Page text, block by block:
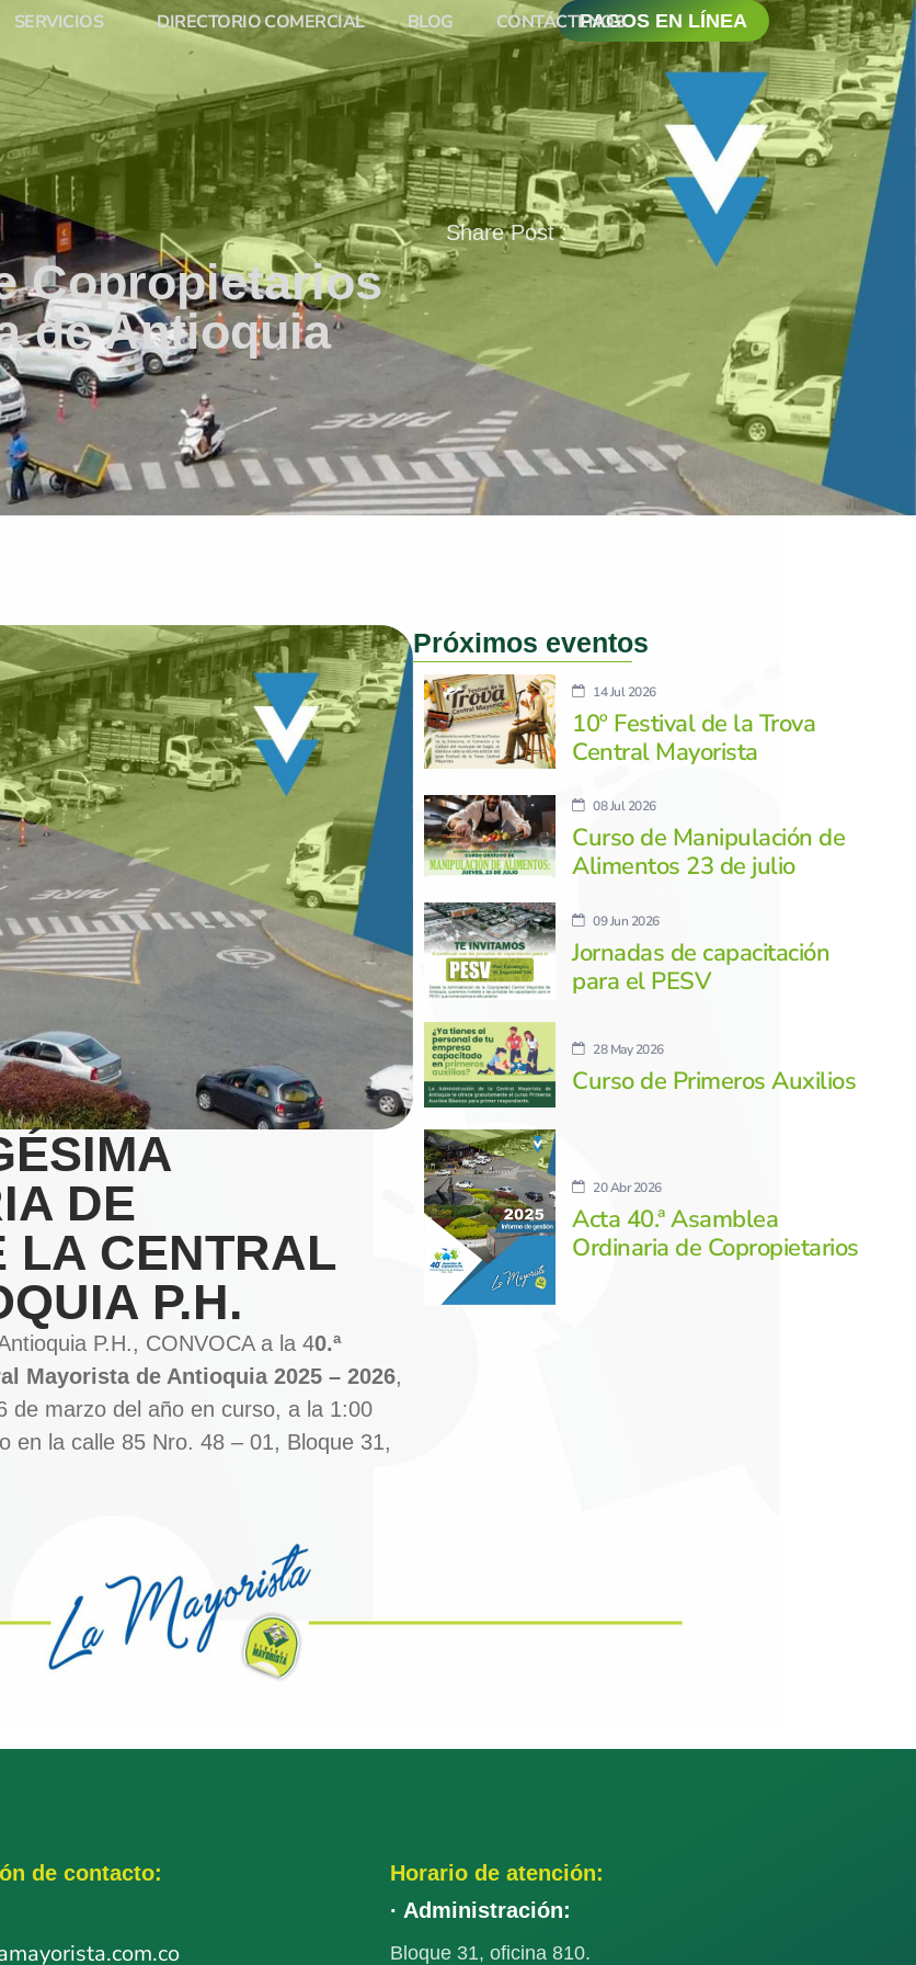
SERVICIOS DIRECTORIO COMERCIAL BLOG CONTÁCTENOSPAGOS EN LÍNEA
Copropietarios
de Antioquia
Share Post :
DE
LA CENTRAL
P.H.
P.H., CONVOCA a la 40.ª
Mayorista de Antioquia 2025 – 2026,
de marzo del año en curso, a la 1:00
en la calle 85 Nro. 48 – 01, Bloque 31,
Próximos eventos
14 Jul 2026
10º Festival de la Trova
Central Mayorista
08 Jul 2026
Curso de Manipulación de
Alimentos 23 de julio
09 Jun 2026
Jornadas de capacitación
para el PESV
28 May 2026
Curso de Primeros Auxilios
20 Abr 2026
Acta 40.ª Asamblea
Ordinaria de Copropietarios
de contacto:
Horario de atención:
· Administración:
Bloque 31, oficina 810.